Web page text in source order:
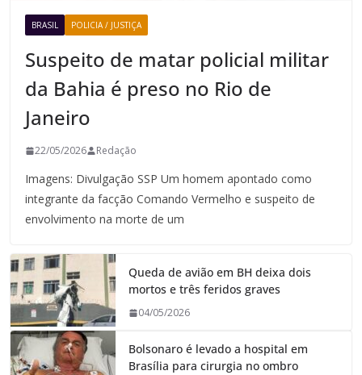
BRASIL POLICIA / JUSTIÇA
Suspeito de matar policial militar
da Bahia é preso no Rio de
Janeiro
22/05/2026 Redação
Imagens: Divulgação SSP Um homem apontado como
integrante da facção Comando Vermelho e suspeito de
envolvimento na morte de um
Queda de avião em BH deixa dois
mortos e três feridos graves
04/05/2026
Bolsonaro é levado a hospital em
Brasília para cirurgia no ombro